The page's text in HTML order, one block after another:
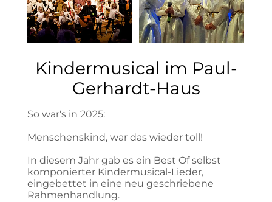
Kindermusical im Paul-
Gerhardt-Haus
So war's in 2025:
Menschenskind, war das wieder toll!
In diesem Jahr gab es ein Best Of selbst
komponierter Kindermusical-Lieder,
eingebettet in eine neu geschriebene
Rahmenhandlung.